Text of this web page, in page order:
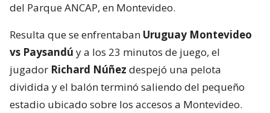
del Parque ANCAP, en Montevideo.
Resulta que se enfrentaban Uruguay Montevideo
vs Paysandú y a los 23 minutos de juego, el
jugador Richard Núñez despejó una pelota
dividida y el balón terminó saliendo del pequeño
estadio ubicado sobre los accesos a Montevideo.